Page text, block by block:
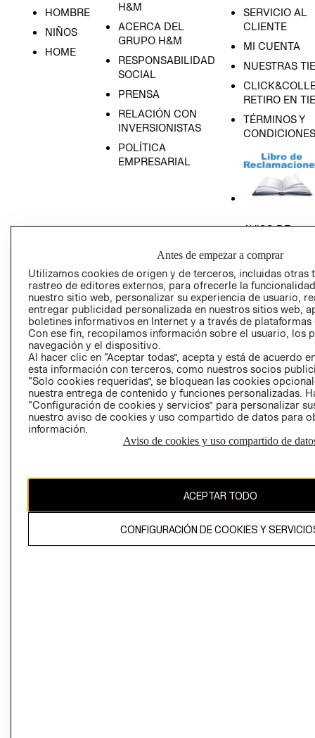
HOMBRE
NIÑOS
HOME
H&M
ACERCA DEL
GRUPO H&M
RESPONSABILIDAD
SOCIAL
PRENSA
RELACIÓN CON
INVERSIONISTAS
POLÍTICA
EMPRESARIAL
SERVICIO AL
CLIENTE
MI CUENTA
NUESTRAS
RETIRO EN
TÉRMINOS Y
CONDICIONES
AVISO DE
GIFT CARD
AVISO DE
Perú (S/)
CAMBIAR REGIÓN
propiedad de H&M Hennes & Mauritz AB
Antes de empezar a comprar
Utilizamos cookies de origen y de terceros, incluidas otras
rastreo de editores externos, para ofrecerle la
nuestro sitio web, personalizar su experiencia de usuario,
entregar publicidad personalizada en nuestros sitios web,
boletines informativos en Internet y a través de plataformas
Con ese fin, recopilamos información sobre el usuario, los
navegación y el dispositivo.
Al hacer clic en “Aceptar todas”, acepta y está de acuerdo
esta información con terceros, como nuestros socios
“Solo cookies requeridas”, se bloquean las cookies
nuestra entrega de contenido y funciones personalizadas.
“Configuración de cookies y servicios” para personalizar
nuestro aviso de cookies y uso compartido de datos para
información.
Aviso de cookies y uso compartido de
ACEPTAR TODO
CONFIGURACIÓN DE COOKIES Y